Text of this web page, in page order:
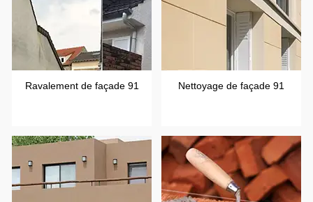
Ravalement de façade 91 Nettoyage de façade 91